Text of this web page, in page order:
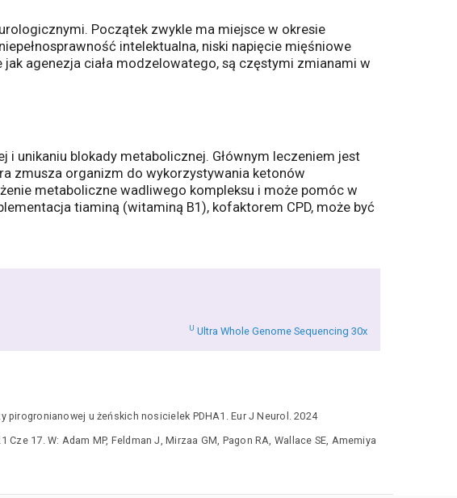
Początek zwykle ma miejsce w okresie
intelektualna, niski napięcie mięśniowe
agenezja ciała modzelowatego, są częstymi zmianami w
i unikaniu blokady metabolicznej. Głównym leczeniem jest
zmusza organizm do wykorzystywania ketonów
metaboliczne wadliwego kompleksu i może pomóc w
tiaminą (witaminą B1), kofaktorem CPD, może być
U Ultra Whole Genome Sequencing 30x
u żeńskich nosicielek PDHA1. Eur J Neurol. 2024
17. W: Adam MP, Feldman J, Mirzaa GM, Pagon RA, Wallace SE, Amemiya